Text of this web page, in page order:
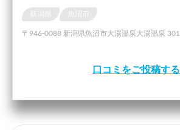
〒946-0088 新潟県魚沼市大湯温泉大湯温泉 301
口コミをご投稿する